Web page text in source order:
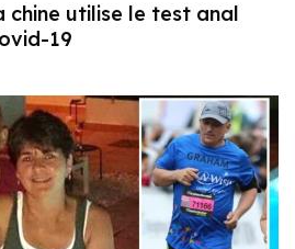
chine utilise le test anal
19